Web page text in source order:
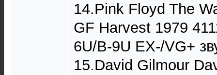
14.Pink Floyd The
GF Harvest 1979
6U/B-9U EX-/VG+
15.David Gilmour